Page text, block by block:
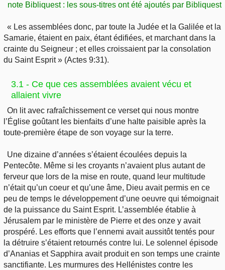
note Bibliquest : les sous-titres ont été ajoutés par Bibliquest
« Les assemblées donc, par toute la Judée et la Galilée et la
Samarie, étaient en paix, étant édifiées, et marchant dans la
crainte du Seigneur ; et elles croissaient par la consolation
du Saint Esprit » (Actes 9:31).
3.1 - Ce que ces assemblées avaient vécu et
allaient vivre
On lit avec rafraîchissement ce verset qui nous montre
l’Église goûtant les bienfaits d’une halte paisible après la
toute-première étape de son voyage sur la terre.
Une dizaine d’années s’étaient écoulées depuis la
Pentecôte. Même si les croyants n’avaient plus autant de
ferveur que lors de la mise en route, quand leur multitude
n’était qu’un coeur et qu’une âme, Dieu avait permis en ce
peu de temps le développement d’une oeuvre qui témoignait
de la puissance du Saint Esprit. L’assemblée établie à
Jérusalem par le ministère de Pierre et des onze y avait
prospéré. Les efforts que l’ennemi avait aussitôt tentés pour
la détruire s’étaient retournés contre lui. Le solennel épisode
d’Ananias et Sapphira avait produit en son temps une crainte
sanctifiante. Les murmures des Hellénistes contre les